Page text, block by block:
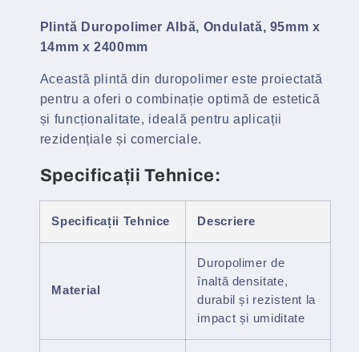
Plintă Duropolimer Albă, Ondulată, 95mm x
14mm x 2400mm
Această plintă din duropolimer este proiectată
pentru a oferi o combinație optimă de estetică
și funcționalitate, ideală pentru aplicații
rezidențiale și comerciale.
Specificații Tehnice:
Specificații Tehnice Descriere
Material
Duropolimer de
înaltă densitate,
durabil și rezistent la
impact și umiditate